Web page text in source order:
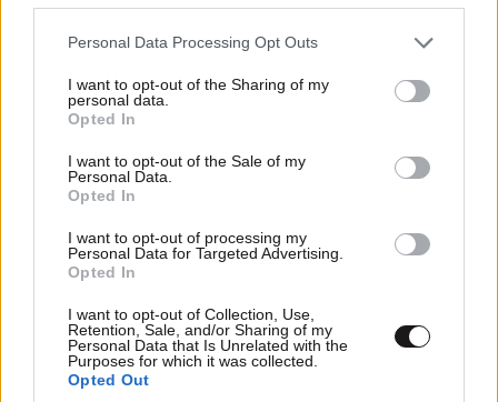
Please note that this website/app uses one or more Google
not limited to your visit or usage behaviour. You may click to
grant or deny consent to Google and its third-party tags to
use your data for below specified purposes in below Google
consent section.
Personal Data Processing Opt Outs
I want to opt-out of the Sharing of my
personal data.
Opted In
I want to opt-out of the Sale of my
Personal Data.
Opted In
I want to opt-out of processing my
Personal Data for Targeted Advertising.
Opted In
I want to opt-out of Collection, Use,
Retention, Sale, and/or Sharing of my
Personal Data that Is Unrelated with the
Purposes for which it was collected.
Opted Out
ΔΙΑΤΡΟΦΗ08·08·2026 08:30
Ογκολόγοι προειδοποιούν: Αυτές οι τροφές,